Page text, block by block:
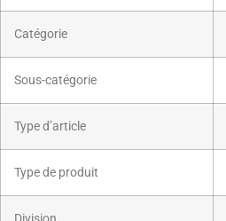
Catégorie
Sous-catégorie
Type d’article
Type de produit